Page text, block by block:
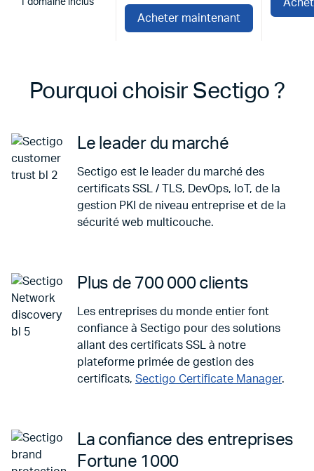
1 domaine inclus
Acheter maintenant
Pourquoi choisir Sectigo ?
Le leader du marché
Sectigo est le leader du marché des
certificats SSL / TLS, DevOps, IoT, de la
gestion PKI de niveau entreprise et de la
sécurité web multicouche.
Plus de 700 000 clients
Les entreprises du monde entier font
confiance à Sectigo pour des solutions
allant des certificats SSL à notre
plateforme primée de gestion des
certificats, Sectigo Certificate Manager.
La confiance des entreprises
Fortune 1000